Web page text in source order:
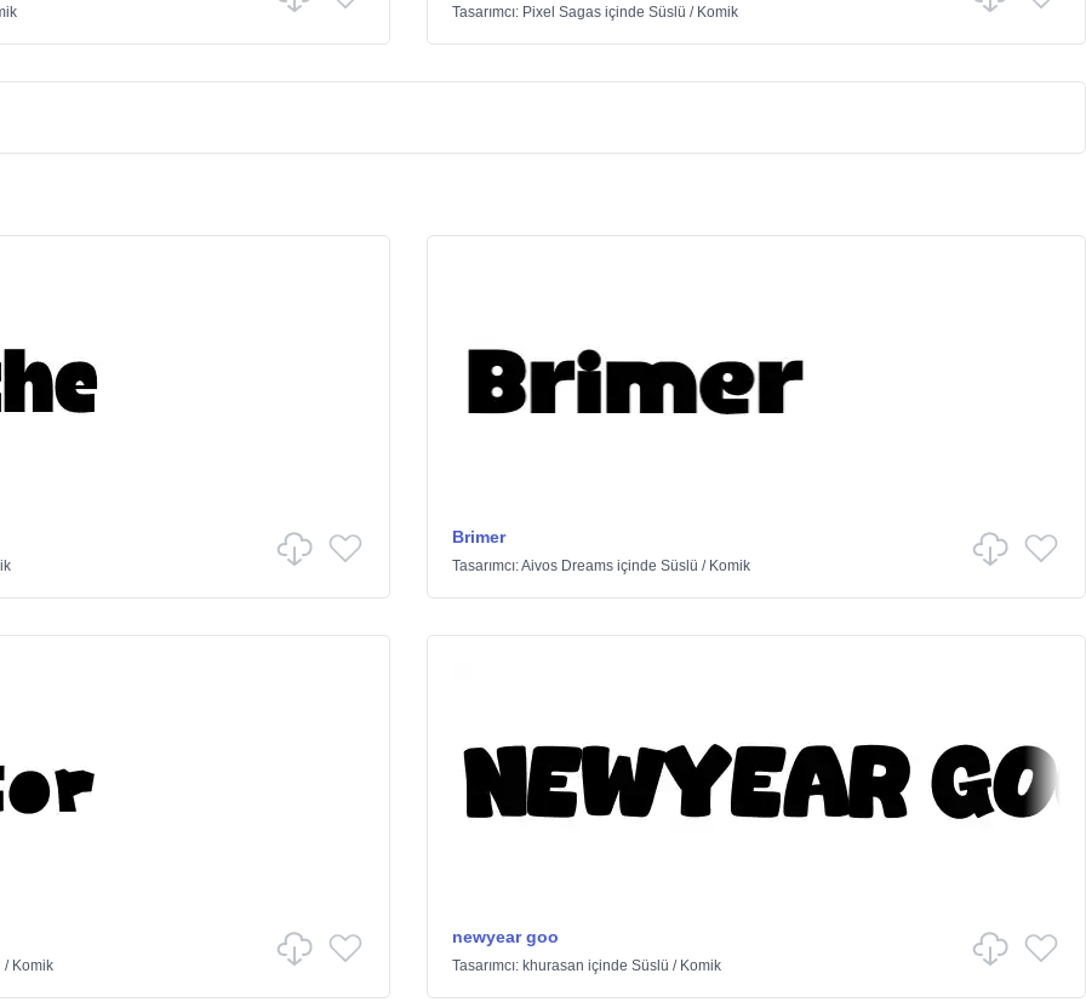
Tasarımcı: Pixel Sagasiçinde Süslü / Komik
Brimer
Tasarımcı:Aivos Dreamsiçinde Süslü / Komik
/ Komik
newyear goo
Tasarımcı: khurasan içinde Süslü / Komik